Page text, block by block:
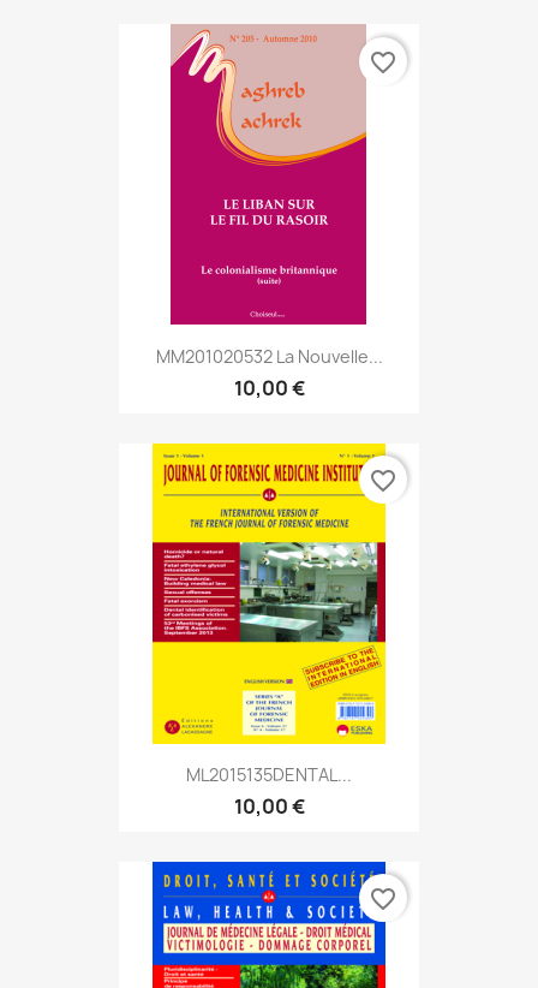
MM201020532 La Nouvelle...
10,00 €
favorite_border
ML2015135DENTAL...
10,00 €
favorite_border
favorite_border